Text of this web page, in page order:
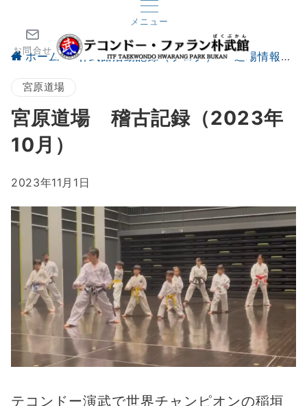
メニュー
お問合せ
ホーム 朴武館活動記録（ブログ） 道場情報
宮原道場
宮原道場 稽古記録（2023年
10月）
2023年11月1日
テコンドー演武で世界チャンピオンの稲垣